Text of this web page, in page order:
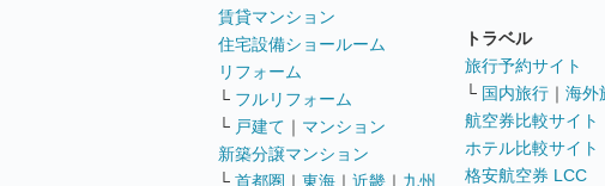
賃貸マンション
住宅設備ショールーム
リフォーム
└ フルリフォーム
└ 戸建て ｜ マンション
新築分譲マンション
└ 首都圏 ｜ 東海 ｜ 近畿 ｜ 九州
トラベル
旅行予約サイト
└ 国内旅行 ｜ 海外
航空券比較サイト
ホテル比較サイト
格安航空券 LCC